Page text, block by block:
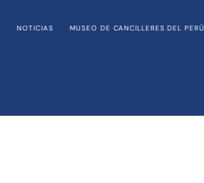
NOTICIAS MUSEO DE CANCILLERES DEL PERÚ